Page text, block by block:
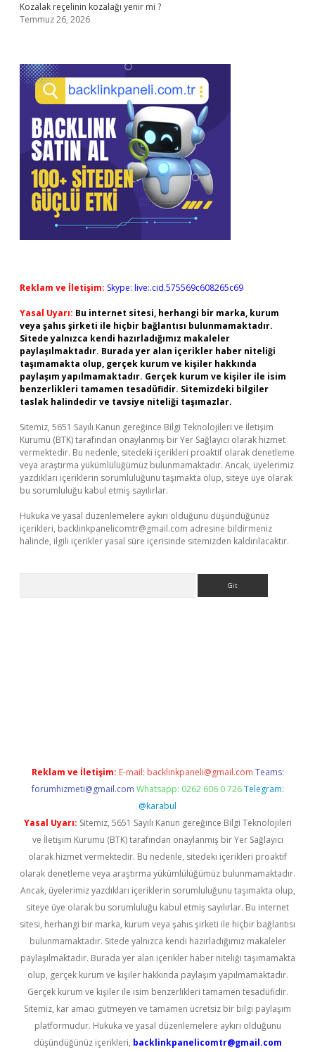
Kozalak reçelinin kozalağı yenir mi ?
Temmuz 26, 2026
Reklam ve İletişim: Skype: live:.cid.575569c608265c69
Yasal Uyarı: Bu internet sitesi, herhangi bir marka, kurum
veya şahıs şirketi ile hiçbir bağlantısı bulunmamaktadır.
Sitede yalnızca kendi hazırladığımız makaleler
paylaşılmaktadır. Burada yer alan içerikler haber niteliği
taşımamakta olup, gerçek kurum ve kişiler hakkında
paylaşım yapılmamaktadır. Gerçek kurum ve kişiler ile isim
benzerlikleri tamamen tesadüfidir. Sitemizdeki bilgiler
taslak halindedir ve tavsiye niteliği taşımazlar.
Sitemiz, 5651 Sayılı Kanun gereğince Bilgi Teknolojileri ve İletişim
Kurumu (BTK) tarafından onaylanmış bir Yer Sağlayıcı olarak hizmet
vermektedir. Bu nedenle, sitedeki içerikleri proaktif olarak denetleme
veya araştırma yükümlülüğümüz bulunmamaktadır. Ancak, üyelerimiz
yazdıkları içeriklerin sorumluluğunu taşımakta olup, siteye üye olarak
bu sorumluluğu kabul etmiş sayılırlar.
Hukuka ve yasal düzenlemelere aykırı olduğunu düşündüğünüz
içerikleri, backlinkpanelicomtr@gmail.com adresine bildirmeniz
halinde, ilgili içerikler yasal süre içerisinde sitemizden kaldırılacaktır.
Reklam ve İletişim: E-mail: backlinkpaneli@gmail.com Teams:
forumhizmeti@gmail.com Whatsapp: 0262 606 0 726 Telegram:
@karabul
Yasal Uyarı: Sitemiz, 5651 Sayılı Kanun gereğince Bilgi Teknolojileri
ve İletişim Kurumu (BTK) tarafından onaylanmış bir Yer Sağlayıcı
olarak hizmet vermektedir. Bu nedenle, sitedeki içerikleri proaktif
olarak denetleme veya araştırma yükümlülüğümüz bulunmamaktadır.
Ancak, üyelerimiz yazdıkları içeriklerin sorumluluğunu taşımakta olup,
siteye üye olarak bu sorumluluğu kabul etmiş sayılırlar. Bu internet
sitesi, herhangi bir marka, kurum veya şahıs şirketi ile hiçbir bağlantısı
bulunmamaktadır. Sitede yalnızca kendi hazırladığımız makaleler
paylaşılmaktadır. Burada yer alan içerikler haber niteliği taşımamakta
olup, gerçek kurum ve kişiler hakkında paylaşım yapılmamaktadır.
Gerçek kurum ve kişiler ile isim benzerlikleri tamamen tesadüfidir.
Sitemiz, kar amacı gütmeyen ve tamamen ücretsiz bir bilgi paylaşım
platformudur. Hukuka ve yasal düzenlemelere aykırı olduğunu
düşündüğünüz içerikleri, backlinkpanelicomtr@gmail.com